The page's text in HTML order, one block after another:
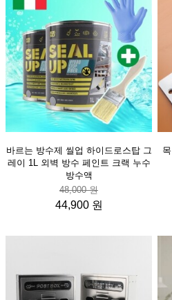
바르는 방수제 씰업 하이드로스탑 그
레이 1L 외벽 방수 페인트 크랙 누수
방수액
48,000 원
44,900 원